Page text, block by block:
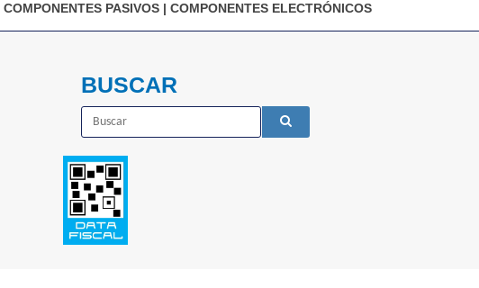
COMPONENTES PASIVOS| COMPONENTES ELECTRÓNICOS
BUSCAR